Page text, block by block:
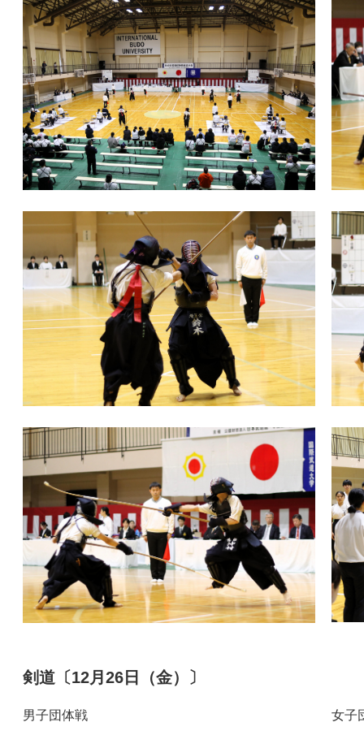
剣道〔12月26日（金）〕
男子団体戦 女子